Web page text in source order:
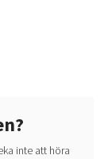
inte att höra